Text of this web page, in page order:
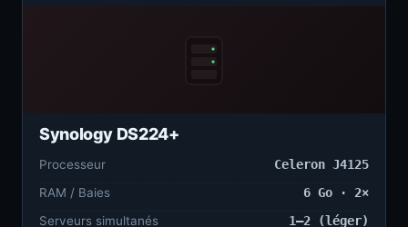
Synology DS224+
Processeur
Celeron J4125
RAM / Baies
6 Go · 2×
Serveurs simultanés
1–2 (léger)